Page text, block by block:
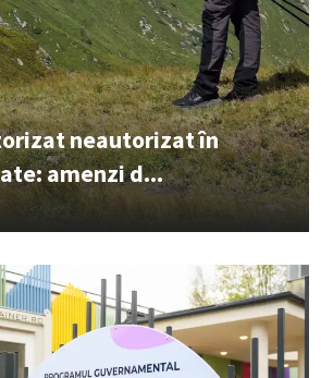
neautorizat în
amenzi d...